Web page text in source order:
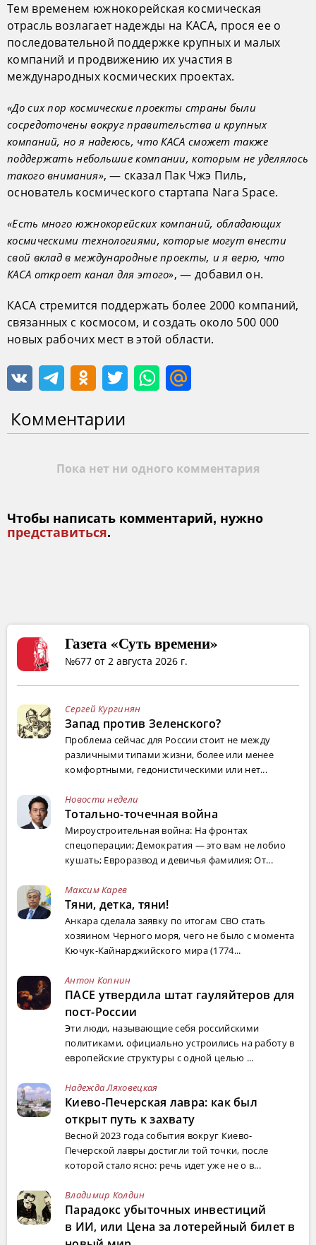
Тем временем южнокорейская космическая
отрасль возлагает надежды на КАСА, прося ее о
последовательной поддержке крупных и малых
компаний и продвижению их участия в
международных космических проектах.
«До сих пор космические проекты страны были
сосредоточены вокруг правительства и крупных
компаний, но я надеюсь, что КАСА сможет также
поддержать небольшие компании, которым не уделялось
такого внимания», — сказал Пак Чжэ Пиль,
основатель космического стартапа Nara Space.
«Есть много южнокорейских компаний, обладающих
космическими технологиями, которые могут внести
свой вклад в международные проекты, и я верю, что
КАСА откроет канал для этого», — добавил он.
КАСА стремится поддержать более 2000 компаний,
связанных с космосом, и создать около 500 000
новых рабочих мест в этой области.
Комментарии
Пока нет ни одного комментария
Чтобы написать комментарий, нужно
представиться.
Газета «Суть времени»
№677 от 2 августа 2026 г.
Сергей Кургинян
Запад против Зеленского?
Проблема сейчас для России стоит не между
различными типами жизни, более или менее
комфортными, гедонистическими или нет...
Новости недели
Тотально-точечная война
Мироустроительная война: На фронтах
спецоперации; Демократия — это вам не лобио
кушать; Евроразвод и девичья фамилия; От...
Максим Карев
Тяни, детка, тяни!
Анкара сделала заявку по итогам СВО стать
хозяином Черного моря, чего не было с момента
Кючук-Кайнарджийского мира (1774...
Антон Копнин
ПАСЕ утвердила штат гауляйтеров для
пост-России
Эти люди, называющие себя российскими
политиками, официально устроились на работу в
европейские структуры с одной целью ...
Надежда Ляховецкая
Киево-Печерская лавра: как был
открыт путь к захвату
Весной 2023 года события вокруг Киево-
Печерской лавры достигли той точки, после
которой стало ясно: речь идет уже не о в...
Владимир Колдин
Парадокс убыточных инвестиций
в ИИ, или Цена за лотерейный билет в